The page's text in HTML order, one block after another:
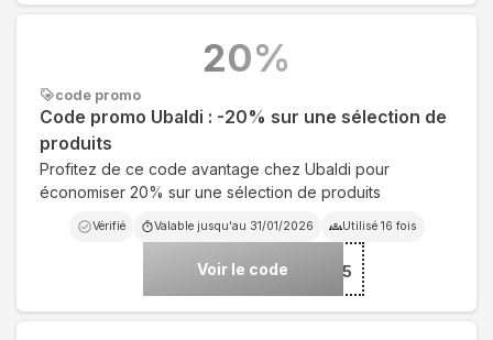
code promo
Code promo Ubaldi : -20% sur une sélection de
produits
Profitez de ce code avantage chez Ubaldi pour
économiser 20% sur une sélection de produits
Vérifié Valable jusqu'au 31/01/2026 Utilisé 16 fois
Voir le code***BA4925
20%